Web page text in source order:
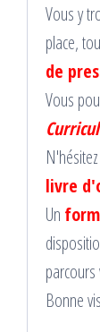
Vous y
place,
de
Vous
livre
Un
Bonne